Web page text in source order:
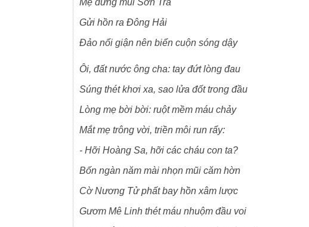
Mẹ đứng mũi Sơn Trà
Gửi hồn ra Đông Hải
Đảo nổi giận nên biển cuộn sóng dậy
Ôi, đất nước ông cha: tay đứt lòng đau
Súng thét khơi xa, sao lửa đốt trong đầu
Lòng mẹ bời bời: ruột mềm máu chảy
Mắt mẹ trông vời, triền môi run rẩy:
- Hỡi Hoàng Sa, hỡi các cháu con ta?
Bốn ngàn năm mài nhọn mũi căm hờn
Cờ Nương Tử phất bay hồn xâm lược
Gươm Mê Linh thét máu nhuộm đầu voi